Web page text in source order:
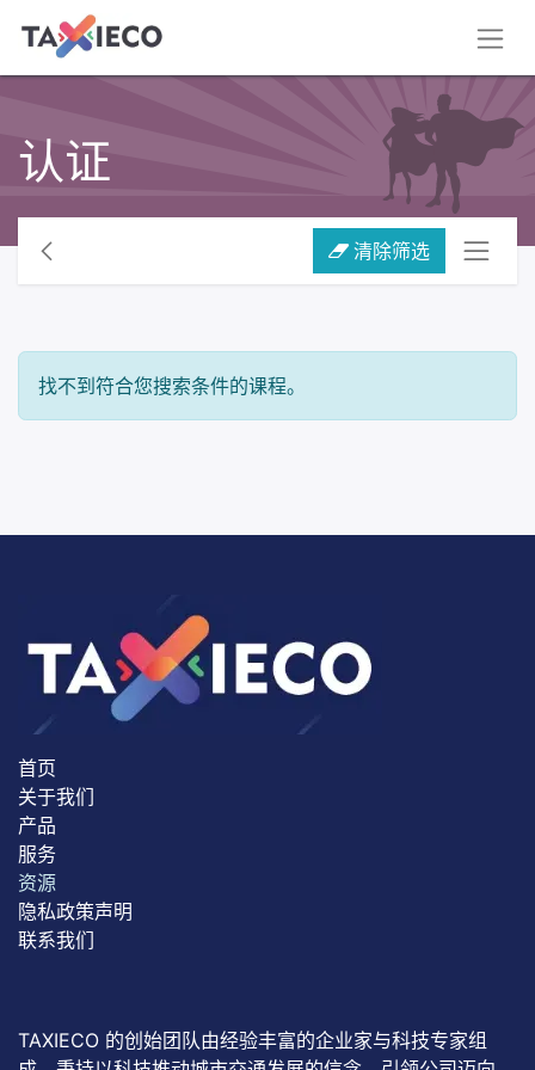
认证
清除筛选
找不到符合您搜索条件的课程。
首页
关于我们
产品
服务
资源
隐私政策声明
联系我们
TAXIECO 的创始团队由经验丰富的企业家与科技专家组